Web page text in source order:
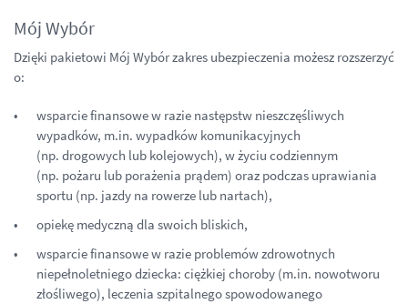
Mój Wybór
Dzięki pakietowi Mój Wybór zakres ubezpieczenia możesz rozszerzyć
o:
wsparcie finansowe w razie następstw nieszczęśliwych
wypadków, m.in. wypadków komunikacyjnych
(np. drogowych lub kolejowych), w życiu codziennym
(np. pożaru lub porażenia prądem) oraz podczas uprawiania
sportu (np. jazdy na rowerze lub nartach),
opiekę medyczną dla swoich bliskich,
wsparcie finansowe w razie problemów zdrowotnych
niepełnoletniego dziecka: ciężkiej choroby (m.in. nowotworu
złośliwego), leczenia szpitalnego spowodowanego